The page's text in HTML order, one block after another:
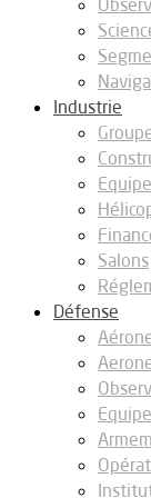
Industrie
Salons
Défense